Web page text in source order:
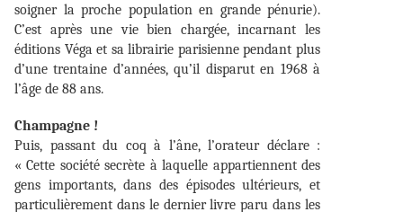
soigner la proche population en grande pénurie).
C’est après une vie bien chargée, incarnant les
éditions Véga et sa librairie parisienne pendant plus
d’une trentaine d’années, qu’il disparut en 1968 à
l’âge de 88 ans.
Champagne !
Puis, passant du coq à l’âne, l’orateur déclare :
« Cette société secrète à laquelle appartiennent des
gens importants, dans des épisodes ultérieurs, et
particulièrement dans le dernier livre paru dans les